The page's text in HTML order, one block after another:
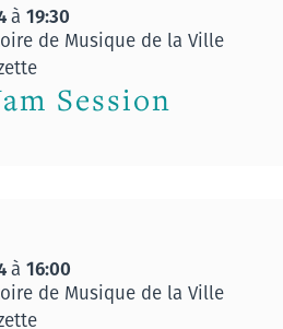
à 19:30
de Musique de la Ville
Session
à 16:00
de Musique de la Ville